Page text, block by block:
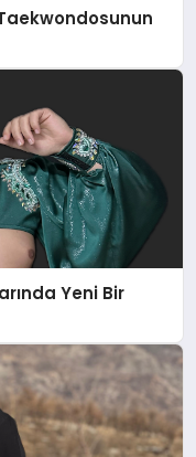
Yeni Bir